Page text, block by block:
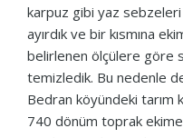
karpuz gibi yaz
ayırdık ve bir kısmına
belirlenen ölçülere göre
temizledik. Bu nedenle
Bedran köyündeki tarım
740 dönüm toprak ekime